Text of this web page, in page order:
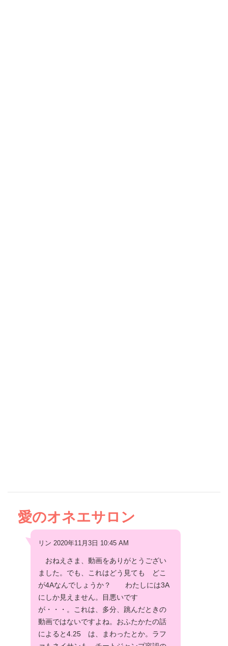
愛のオネエサロン
リン 2020年11月3日 10:45 AM
おねえさま、動画をありがとうござい
ました。でも、これはどう見ても どこ
が4Aなんでしょうか？ わたしには3A
にしか見えません。目悪いです
が・・・。これは、多分、跳んだときの
動画ではないですよね。おふたかたの話
によると4.25 は、まわったとか。ラフ